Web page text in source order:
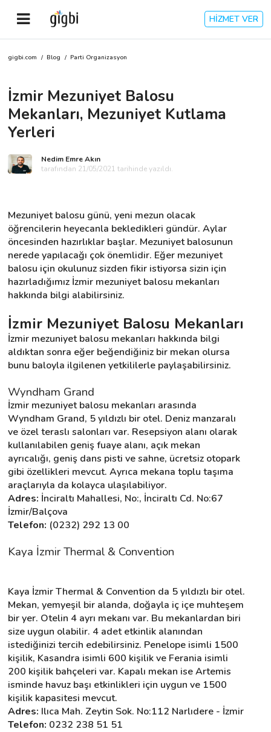
HİZMET VER
Anasayfa
Giriş Yap
Kayıt Ol
Kategoriler
🧐 Nasıl Çalışır?
🌟 Müşteri Değerlendirmeleri
İletişim
Kariyer
Blog
gigbi.com / Blog / Parti Organizasyon
İzmir Mezuniyet Balosu
Mekanları, Mezuniyet Kutlama
Yerleri
Nedim Emre Akın
tarafından 21/05/2021 tarihinde yazıldı.
Mezuniyet balosu günü, yeni mezun olacak
öğrencilerin heyecanla bekledikleri gündür. Aylar
öncesinden hazırlıklar başlar. Mezuniyet balosunun
nerede yapılacağı çok önemlidir. Eğer mezuniyet
balosu için okulunuz sizden fikir istiyorsa sizin için
hazırladığımız İzmir mezuniyet balosu mekanları
hakkında bilgi alabilirsiniz.
İzmir Mezuniyet Balosu Mekanları
İzmir mezuniyet balosu mekanları hakkında bilgi
aldıktan sonra eğer beğendiğiniz bir mekan olursa
bunu baloyla ilgilenen yetkililerle paylaşabilirsiniz.
Wyndham Grand
İzmir mezuniyet balosu mekanları arasında
Wyndham Grand, 5 yıldızlı bir otel. Deniz manzaralı
ve özel teraslı salonları var. Resepsiyon alanı olarak
kullanılabilen geniş fuaye alanı, açık mekan
ayrıcalığı, geniş dans pisti ve sahne, ücretsiz otopark
gibi özellikleri mevcut. Ayrıca mekana toplu taşıma
araçlarıyla da kolayca ulaşılabiliyor.
Adres: İnciraltı Mahallesi, No:, İnciraltı Cd. No:67
İzmir/Balçova
Telefon: (0232) 292 13 00
Kaya İzmir Thermal & Convention
Kaya İzmir Thermal & Convention da 5 yıldızlı bir otel.
Mekan, yemyeşil bir alanda, doğayla iç içe muhteşem
bir yer. Otelin 4 ayrı mekanı var. Bu mekanlardan biri
size uygun olabilir. 4 adet etkinlik alanından
istediğinizi tercih edebilirsiniz. Penelope isimli 1500
kişilik, Kasandra isimli 600 kişilik ve Ferania isimli
200 kişilik bahçeleri var. Kapalı mekan ise Artemis
isminde havuz başı etkinlikleri için uygun ve 1500
kişilik kapasitesi mevcut.
Adres: Ilıca Mah. Zeytin Sok. No:112 Narlıdere - İzmir
Telefon: 0232 238 51 51